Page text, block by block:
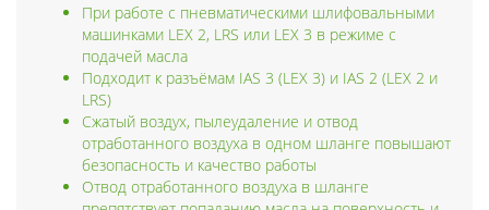
При работе с пневматическими шлифовальными
машинками LEX 2, LRS или LEX 3 в режиме с
подачей масла
Подходит к разъёмам IAS 3 (LEX 3) и IAS 2 (LEX 2 и
LRS)
Сжатый воздух, пылеудаление и отвод
отработанного воздуха в одном шланге повышают
безопасность и качество работы
Отвод отработанного воздуха в шланге